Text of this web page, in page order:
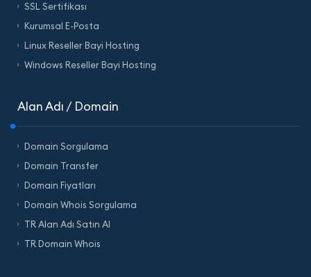
SSL Sertifikası
Kurumsal E-Posta
Linux Reseller Bayi Hosting
Windows Reseller Bayi Hosting
Alan Adı / Domain
Domain Sorgulama
Domain Transfer
Domain Fiyatları
Domain Whois Sorgulama
TR Alan Adı Satın Al
TR Domain Whois